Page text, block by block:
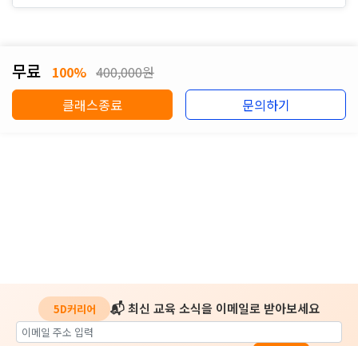
무료 100% 400,000원
클래스종료
문의하기
5D커리어 📬 최신 교육 소식을 이메일로 받아보세요